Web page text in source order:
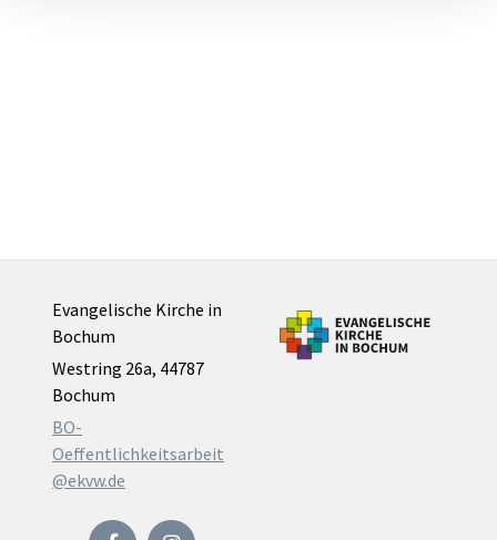
Evangelische Kirche in
Bochum
Westring 26a, 44787
Bochum
BO-
Oeffentlichkeitsarbeit
@ekvw.de